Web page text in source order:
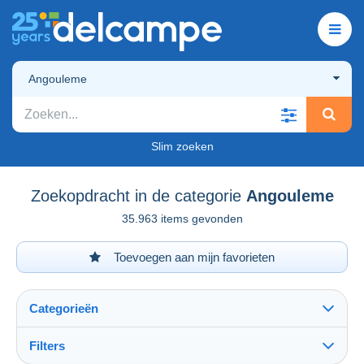
Angouleme
Slim zoeken
Zoekopdracht in de categorie Angouleme
35.963 items gevonden
Toevoegen aan mijn favorieten
Categorieën
Filters